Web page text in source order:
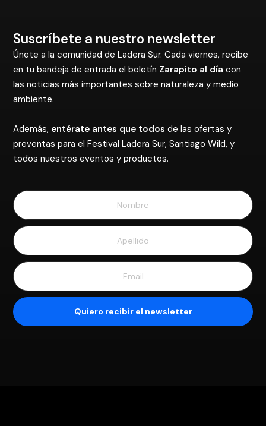
Suscríbete a nuestro newsletter
Únete a la comunidad de Ladera Sur. Cada viernes, recibe
en tu bandeja de entrada el boletín Zarapito al día con
las noticias más importantes sobre naturaleza y medio
ambiente.
Además, entérate antes que todos de las ofertas y
preventas para el Festival Ladera Sur, Santiago Wild, y
todos nuestros eventos y productos.